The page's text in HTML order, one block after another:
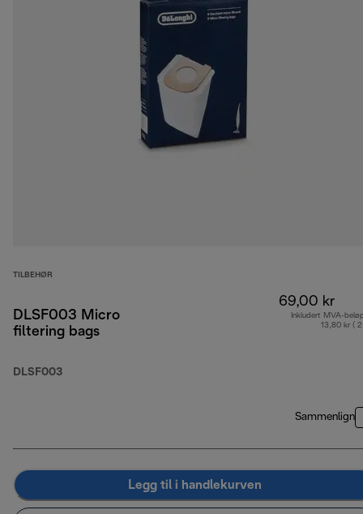
TILBEHØR
DLSF003 Micro
filtering bags
DLSF003
69,00 kr
Inkludert MVA-
13,80 kr (
Sammenlign
Legg til i handlekurven